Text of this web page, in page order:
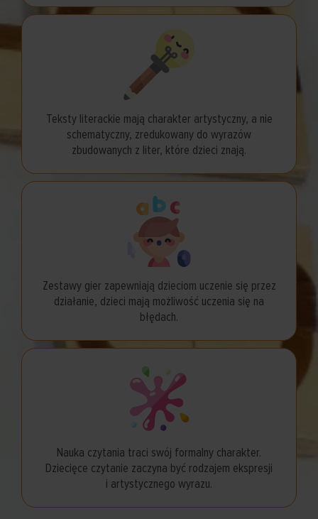
Teksty literackie mają charakter artystyczny, a nie
schematyczny, zredukowany do wyrazów
zbudowanych z liter, które dzieci znają.
Zestawy gier zapewniają dzieciom uczenie się przez
działanie, dzieci mają możliwość uczenia się na
błędach.
Nauka czytania traci swój formalny charakter.
Dziecięce czytanie zaczyna być rodzajem ekspresji
i artystycznego wyrazu.